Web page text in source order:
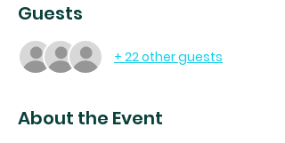
Guests
+ 22 other guests
About the Event